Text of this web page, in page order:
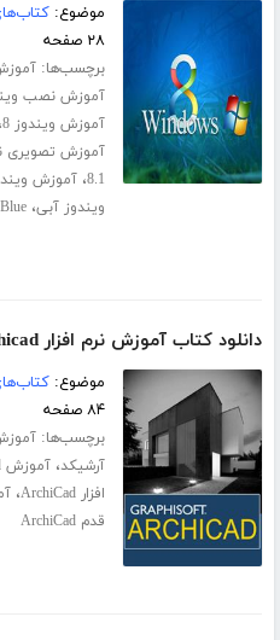
موضوع:
۲۸ صفحه
برچسب‌ها:
آموزش نصب
آموزش ویندوز 8
آموزش تصویری
8.1،آموزش ویندوز
ویندوز آبی،
دانلود کتاب آموزش نرم افزار Archicad
موضوع:
۸۴ صفحه
برچسب‌ها:
آرشیکد،آموزش archicad
افزار ArchiCad
،
قدم ArchiCad